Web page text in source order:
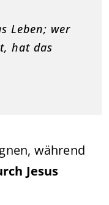
Leben; wer
hat das
während
Jesus